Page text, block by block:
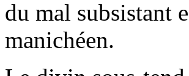
du mal subsistant
manichéen.